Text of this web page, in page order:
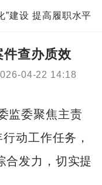
”建设 提高履职水平
查办质效
04-22 14:18
监委聚焦主责
动工作任务，
合发力，切实提